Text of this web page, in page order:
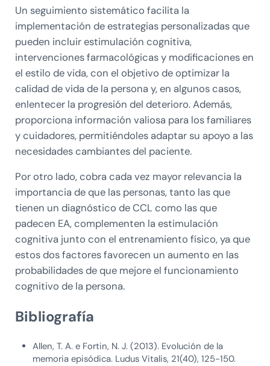
Un seguimiento sistemático facilita la
implementación de estrategias personalizadas que
pueden incluir estimulación cognitiva,
intervenciones farmacológicas y modificaciones en
el estilo de vida, con el objetivo de optimizar la
calidad de vida de la persona y, en algunos casos,
enlentecer la progresión del deterioro. Además,
proporciona información valiosa para los familiares
y cuidadores, permitiéndoles adaptar su apoyo a las
necesidades cambiantes del paciente.
Por otro lado, cobra cada vez mayor relevancia la
importancia de que las personas, tanto las que
tienen un diagnóstico de CCL como las que
padecen EA, complementen la estimulación
cognitiva junto con el entrenamiento físico, ya que
estos dos factores favorecen un aumento en las
probabilidades de que mejore el funcionamiento
cognitivo de la persona.
Bibliografía
Allen, T. A. e Fortin, N. J. (2013). Evolución de la
memoria episódica. Ludus Vitalis, 21(40), 125-150.